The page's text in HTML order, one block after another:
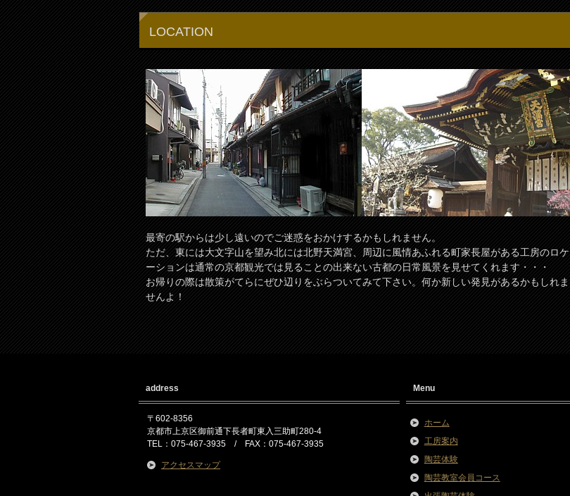
LOCATION
最寄の駅からは少し遠いのでご迷惑をおかけするかもしれません。
ただ、東には大文字山を望み北には北野天満宮、周辺に風情あふれる町家長屋がある工房のロケ
ーションは通常の京都観光では見ることの出来ない古都の日常風景を見せてくれます・・・
お帰りの際は散策がてらにぜひ辺りをぶらついてみて下さい。何か新しい発見があるかもしれま
せんよ！
address
〒602-8356
京都市上京区御前通下長者町東入三助町280-4
TEL：075-467-3935 / FAX：075-467-3935
アクセスマップ
Menu
ホーム
工房案内
陶芸体験
陶芸教室会員コース